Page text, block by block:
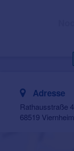
Adresse
Rathausstraße
68519 Viernheim